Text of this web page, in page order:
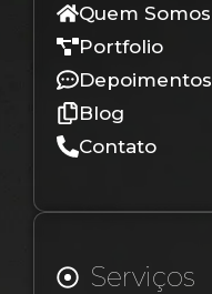
Quem Somos
Portfolio
Depoimentos
Blog
Contato
Serviços